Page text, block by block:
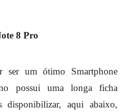
8 Pro
ser um ótimo Smartphone
possui uma longa ficha
disponibilizar, aqui abaixo,